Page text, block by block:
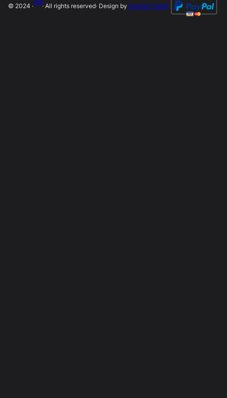
© 2024 · · All rights reserved· Design by Damien Salort